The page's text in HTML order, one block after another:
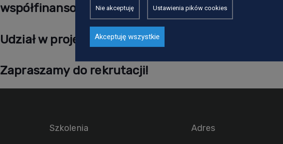
współfinansowany ze środków unijnych.
Udział w projekcie jest całkowicie
Zapraszamy do rekrutacji!
Szkolenia Adres
Nie akceptuję Ustawienia pików cookies
Akceptuję wszystkie